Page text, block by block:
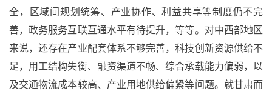
全，区域间规划统筹、产业协作、利益共享等制度仍不完
善，政务服务互联互通水平有待提升，等等。对中西部地区
来说，还存在产业配套体系不够完善，科技创新资源供给不
足，用工结构失衡、融资渠道不畅、综合承载能力偏弱，以
及交通物流成本较高、产业用地供给偏紧等问题。就甘肃而